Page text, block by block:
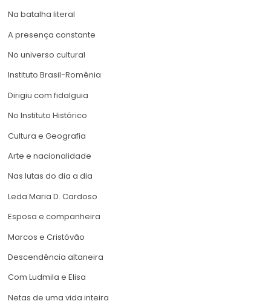
Na batalha literal
A presença constante
No universo cultural
Instituto Brasil-Romênia
Dirigiu com fidalguia
No Instituto Histórico
Cultura e Geografia
Arte e nacionalidade
Nas lutas do dia a dia
Leda Maria D. Cardoso
Esposa e companheira
Marcos e Cristóvão
Descendência altaneira
Com Ludmila e Elisa
Netas de uma vida inteira